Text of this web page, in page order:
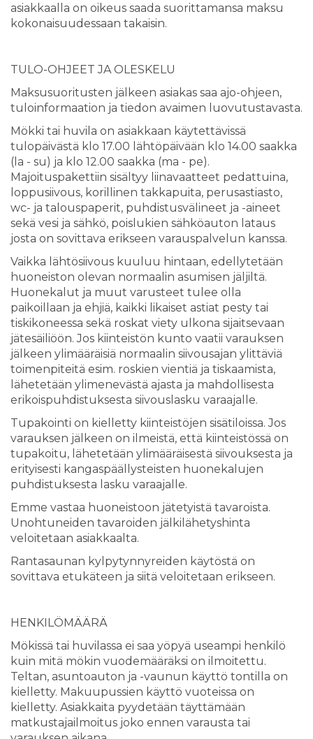
asiakkaalla on oikeus saada suorittamansa maksu
kokonaisuudessaan takaisin.
TULO-OHJEET JA OLESKELU
Maksusuoritusten jälkeen asiakas saa ajo-ohjeen,
tuloinformaation ja tiedon avaimen luovutustavasta.
Mökki tai huvila on asiakkaan käytettävissä
tulopäivästä klo 17.00 lähtöpäivään klo 14.00 saakka
(la - su) ja klo 12.00 saakka (ma - pe).
Majoituspakettiin sisältyy liinavaatteet pedattuina,
loppusiivous, korillinen takkapuita, perusastiasto,
wc- ja talouspaperit, puhdistusvälineet ja -aineet
sekä vesi ja sähkö, poislukien sähköauton lataus
josta on sovittava erikseen varauspalvelun kanssa.
Vaikka lähtösiivous kuuluu hintaan, edellytetään
huoneiston olevan normaalin asumisen jäljiltä.
Huonekalut ja muut varusteet tulee olla
paikoillaan ja ehjiä, kaikki likaiset astiat pesty tai
tiskikoneessa sekä roskat viety ulkona sijaitsevaan
jätesäiliöön. Jos kiinteistön kunto vaatii varauksen
jälkeen ylimääräisiä normaalin siivousajan ylittäviä
toimenpiteitä esim. roskien vientiä ja tiskaamista,
lähetetään ylimenevästä ajasta ja mahdollisesta
erikoispuhdistuksesta siivouslasku varaajalle.
Tupakointi on kielletty kiinteistöjen sisätiloissa. Jos
varauksen jälkeen on ilmeistä, että kiinteistössä on
tupakoitu, lähetetään ylimääräisestä siivouksesta ja
erityisesti kangaspäällysteisten huonekalujen
puhdistuksesta lasku varaajalle.
Emme vastaa huoneistoon jätetyistä tavaroista.
Unohtuneiden tavaroiden jälkilähetyshinta
veloitetaan asiakkaalta.
Rantasaunan kylpytynnyreiden käytöstä on
sovittava etukäteen ja siitä veloitetaan erikseen.
HENKILÖMÄÄRÄ
Mökissä tai huvilassa ei saa yöpyä useampi henkilö
kuin mitä mökin vuodemääräksi on ilmoitettu.
Teltan, asuntoauton ja -vaunun käyttö tontilla on
kielletty. Makuupussien käyttö vuoteissa on
kielletty. Asiakkaita pyydetään täyttämään
matkustajailmoitus joko ennen varausta tai